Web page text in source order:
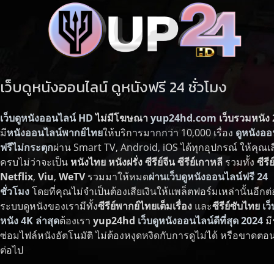
เว็บดูหนังออนไลน์ ดูหนังฟรี 24 ชั่วโมง
เว็บดูหนังออนไลน์ HDไม่มีโฆษณาyup24hd.com เว็บรวมหนัง
มีหนังออนไลน์พากย์ไทยให้บริการมากกว่า 10,000 เรื่อง ดูหนังอ
ฟรีไม่กระตุกผ่าน Smart TV, Android, iOS ได้ทุกอุปกรณ์ ให้คุณ
ครบไม่ว่าจะเป็น หนังไทย หนังฝรั่งซีรีย์จีนซีรีย์เกาหลี รวมทั้ง ซีรี
Netflix, Viu, WeTVรวมมาให้หมดผ่านเว็บดูหนังออนไลน์ฟรี 24
ชั่วโมงโดยที่คุณไม่จำเป็นต้องเสียเงินให้แพล็ตฟอร์มเหล่านั้นอีกต่
ระบบดูหนังของเรามีทั้งซีรีย์พากย์ไทยเต็มเรื่อง และซีรีย์ซับไทย เ
หนัง 4K ล่าสุดต้องเรา yup24hd เว็บดูหนังออนไลน์ดีที่สุด 2024
ซ่อมไฟล์หนังอัตโนมัติ ไม่ต้องหงุดหงิดกับการดูไม่ได้ หรือขาดตอ
ต่อไป